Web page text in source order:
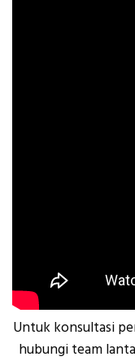
Untuk konsultasi
hubungi team